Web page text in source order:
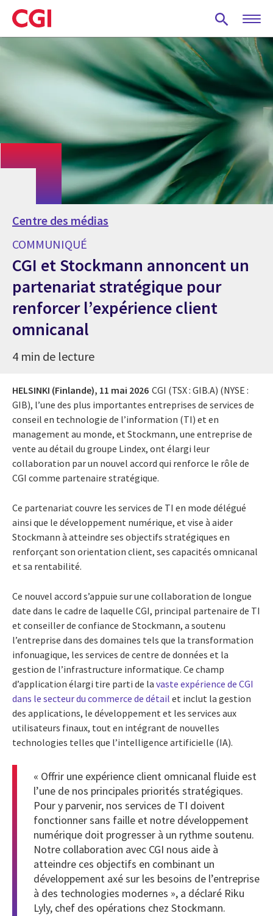
Skip
to
main
Centre des médias
COMMUNIQUÉ
CGI et Stockmann annoncent un
partenariat stratégique pour
renforcer l’expérience client
omnicanal
4 min de lecture
HELSINKI (Finlande), 11 mai 2026 CGI (TSX : GIB.A) (NYSE :
GIB), l’une des plus importantes entreprises de services de
conseil en technologie de l’information (TI) et en
management au monde, et Stockmann, une entreprise de
vente au détail du groupe Lindex, ont élargi leur
collaboration par un nouvel accord qui renforce le rôle de
CGI comme partenaire stratégique.
Ce partenariat couvre les services de TI en mode délégué
ainsi que le développement numérique, et vise à aider
Stockmann à atteindre ses objectifs stratégiques en
renforçant son orientation client, ses capacités omnicanal
et sa rentabilité.
Ce nouvel accord s’appuie sur une collaboration de longue
date dans le cadre de laquelle CGI, principal partenaire de TI
et conseiller de confiance de Stockmann, a soutenu
l’entreprise dans des domaines tels que la transformation
infonuagique, les services de centre de données et la
gestion de l’infrastructure informatique. Ce champ
d’application élargi tire parti de la vaste expérience de CGI
dans le secteur du commerce de détail et inclut la gestion
des applications, le développement et les services aux
utilisateurs finaux, tout en intégrant de nouvelles
technologies telles que l’intelligence artificielle (IA).
« Offrir une expérience client omnicanal fluide est
l’une de nos principales priorités stratégiques.
Pour y parvenir, nos services de TI doivent
fonctionner sans faille et notre développement
numérique doit progresser à un rythme soutenu.
Notre collaboration avec CGI nous aide à
atteindre ces objectifs en combinant un
développement axé sur les besoins de l’entreprise
à des technologies modernes », a déclaré Riku
Lyly, chef des opérations chez Stockmann.